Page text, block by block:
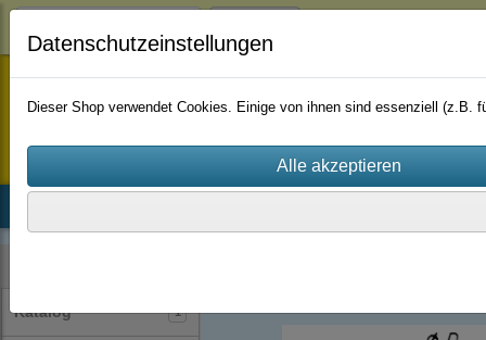
staufenbiel-berlin
Katalog 1
Datenschutzeinstellungen
Dieser Shop verwendet Cookies. Einige von ihnen sind essenziell (z.B.